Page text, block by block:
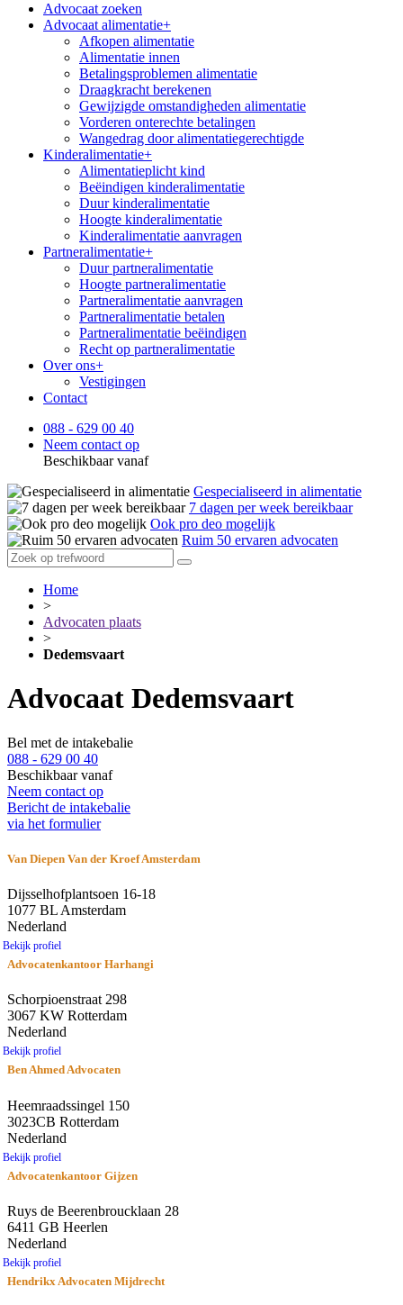
Advocaat zoeken
Advocaat alimentatie+
Afkopen alimentatie
Alimentatie innen
Betalingsproblemen alimentatie
Draagkracht berekenen
Gewijzigde omstandigheden alimentatie
Vorderen onterechte betalingen
Wangedrag door alimentatiegerechtigde
Kinderalimentatie+
Alimentatieplicht kind
Beëindigen kinderalimentatie
Duur kinderalimentatie
Hoogte kinderalimentatie
Kinderalimentatie aanvragen
Partneralimentatie+
Duur partneralimentatie
Hoogte partneralimentatie
Partneralimentatie aanvragen
Partneralimentatie betalen
Partneralimentatie beëindigen
Recht op partneralimentatie
Over ons+
Vestigingen
Contact
088 - 629 00 40
Neem contact op
Beschikbaar vanaf
Gespecialiseerd in alimentatie
7 dagen per week bereikbaar
Ook pro deo mogelijk
Ruim 50 ervaren advocaten
Home
>
Advocaten plaats
>
Dedemsvaart
Advocaat Dedemsvaart
Bel met de intakebalie
088 - 629 00 40
Beschikbaar vanaf
Neem contact op
Bericht de intakebalie
via het formulier
Van Diepen Van der Kroef Amsterdam
Dijsselhofplantsoen 16-18
1077 BL Amsterdam
Nederland
Bekijk profiel
Advocatenkantoor Harhangi
Schorpioenstraat 298
3067 KW Rotterdam
Nederland
Bekijk profiel
Ben Ahmed Advocaten
Heemraadssingel 150
3023CB Rotterdam
Nederland
Bekijk profiel
Advocatenkantoor Gijzen
Ruys de Beerenbroucklaan 28
6411 GB Heerlen
Nederland
Bekijk profiel
Hendrikx Advocaten Mijdrecht